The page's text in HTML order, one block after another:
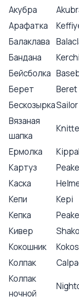
Акубра
Арафатка
Балаклава
Бандана
Бейсболка
Берет
Beret
Бескозырка
Вязаная
шапка
Ермолка
Картуз
Каска
Кепи
Kepi
Кепка
Кивер
Shako
Кокошник
Колпак
Колпак
ночной